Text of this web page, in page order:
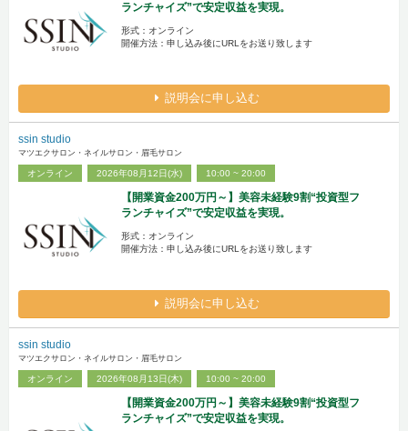
ランチャイズ”で安定収益を実現。
形式：オンライン
開催方法：申し込み後にURLをお送り致します
説明会に申し込む
ssin studio
マツエクサロン・ネイルサロン・眉毛サロン
オンライン 2026年08月12日(水) 10:00 ~ 20:00
【開業資金200万円～】美容未経験9割“投資型フ
ランチャイズ”で安定収益を実現。
形式：オンライン
開催方法：申し込み後にURLをお送り致します
説明会に申し込む
ssin studio
マツエクサロン・ネイルサロン・眉毛サロン
オンライン 2026年08月13日(木) 10:00 ~ 20:00
【開業資金200万円～】美容未経験9割“投資型フ
ランチャイズ”で安定収益を実現。